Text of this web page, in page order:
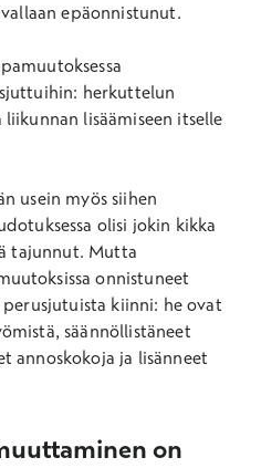
epäonnistunut.
herkuttelun
lisäämiseen itselle
usein myös siihen
olisi jokin kikka
tajunnut. Mutta
onnistuneet
kiinni: he ovat
säännöllistäneet
annoskokoja ja lisänneet
on